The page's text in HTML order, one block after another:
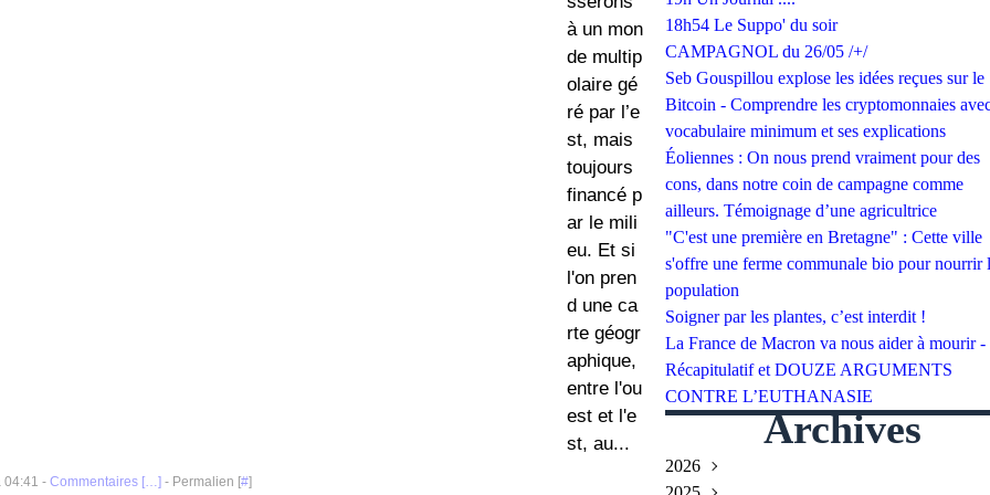
à un mon
de multip
olaire gé
ré par l’e
st, mais
toujours
financé p
ar le mili
eu. Et si
l'on pren
d une ca
rte géogr
aphique,
entre l'ou
est et l'e
st, au...
04:41 - Commentaires […] - Permalien [#]
18h54 Le Suppo' du soir
CAMPAGNOL du 26/05 /+/
Seb Gouspillou explose les idées reçues sur le
Bitcoin - Comprendre les cryptomonnaies
vocabulaire minimum et ses explications
Éoliennes : On nous prend vraiment pour des
cons, dans notre coin de campagne comme
ailleurs. Témoignage d’une agricultrice
"C'est une première en Bretagne" : Cette ville
s'offre une ferme communale bio pour nourrir
population
Soigner par les plantes, c’est interdit !
La France de Macron va nous aider à mourir -
Récapitulatif et DOUZE ARGUMENTS
CONTRE L’EUTHANASIE
Archives
2026